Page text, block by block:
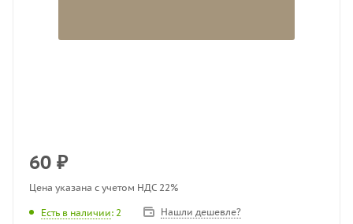
60 ₽
Цена указана с учетом НДС 22%
Есть в наличии: 2 Нашли дешевле?